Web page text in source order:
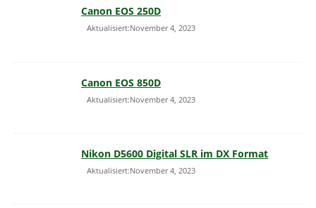
Canon EOS 250D
Aktualisiert:November 4, 2023
Canon EOS 850D
Aktualisiert:November 4, 2023
Nikon D5600 Digital SLR im DX Format
Aktualisiert:November 4, 2023